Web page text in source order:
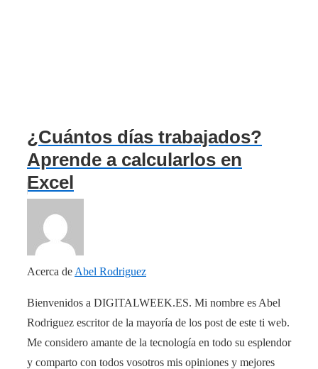
¿Cuántos días trabajados?
Aprende a calcularlos en
Excel
Acerca de Abel Rodriguez
Bienvenidos a DIGITALWEEK.ES. Mi nombre es Abel
Rodriguez escritor de la mayoría de los post de este ti web.
Me considero amante de la tecnología en todo su esplendor
y comparto con todos vosotros mis opiniones y mejores